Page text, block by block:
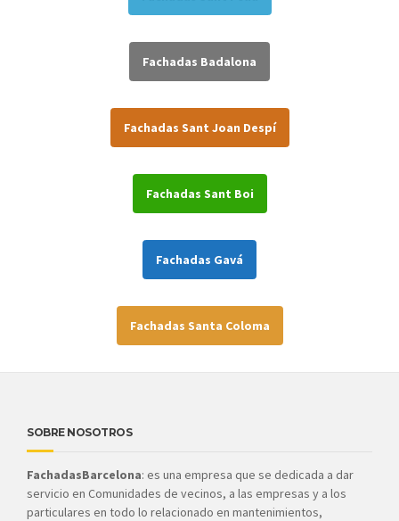
Fachadas Badalona
Fachadas Sant Joan Despí
Fachadas Sant Boi
Fachadas Gavá
Fachadas Santa Coloma
SOBRE NOSOTROS
FachadasBarcelona: es una empresa que se dedicada a dar
servicio en Comunidades de vecinos, a las empresas y a los
particulares en todo lo relacionado en mantenimientos,